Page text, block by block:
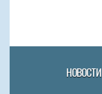
НОВОСТИ